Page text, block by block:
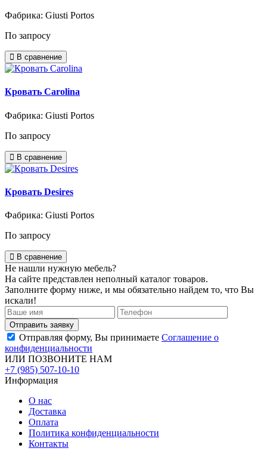
Фабрика: Giusti Portos
По запросу
В сравнение
Кровать Carolina
Фабрика: Giusti Portos
По запросу
В сравнение
Кровать Desires
Фабрика: Giusti Portos
По запросу
В сравнение
Не нашли нужную мебель?
На сайте представлен неполный каталог товаров.
Заполните форму ниже, и мы обязательно найдем то, что Вы
искали!
Отправляя форму, Вы принимаете Соглашение о
конфиденциальности
ИЛИ ПОЗВОНИТЕ НАМ
+7 (985) 507-10-10
Информация
О нас
Доставка
Оплата
Политика конфиденциальности
Контакты